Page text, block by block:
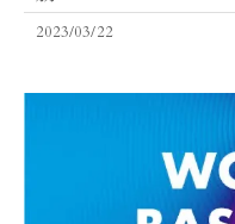
2023/03/22